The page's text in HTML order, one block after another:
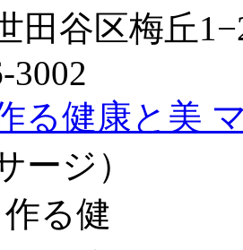
田谷区梅丘
3002
る健康と美
ージ）